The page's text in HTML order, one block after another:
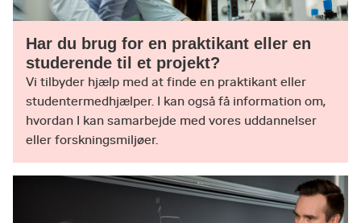
Har du brug for en praktikant eller en
studerende til et projekt?
Vi tilbyder hjælp med at finde en praktikant eller
studentermedhjælper. I kan også få information om,
hvordan I kan samarbejde med vores uddannelser
eller forskningsmiljøer.